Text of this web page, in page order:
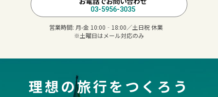
03-5956-3035
営業時間: 月-金 10:00‐18:00／土日祝 休業
※土曜日はメール対応のみ
理想の旅行をつくろう